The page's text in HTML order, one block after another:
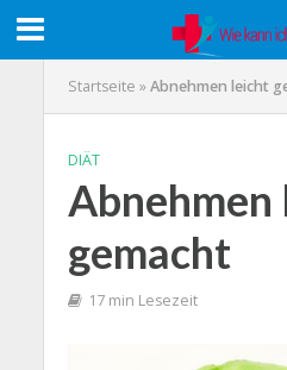
Startseite »Abnehmen leicht
DIÄT
gemacht
17 min Lesezeit